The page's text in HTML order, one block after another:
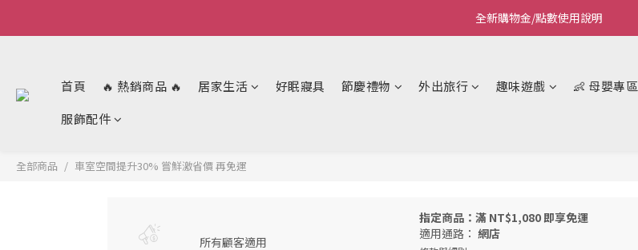
Welcome~私藏生活~
全新購物金/點數使用說明
首頁 🔥 熱銷商品 🔥 居家生活 好眠寢具 節慶禮物 外出旅行 趣味遊戲 👶 母嬰專區
服飾配件
全部商品 車室空間提升30% 嘗鮮激省價 再免運
所有顧客適用
指定商品：滿 NT$1,080 即享免運
適用通路： 網店